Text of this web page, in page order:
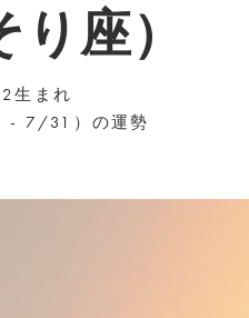
座）
まれ
- 7/31）の運勢